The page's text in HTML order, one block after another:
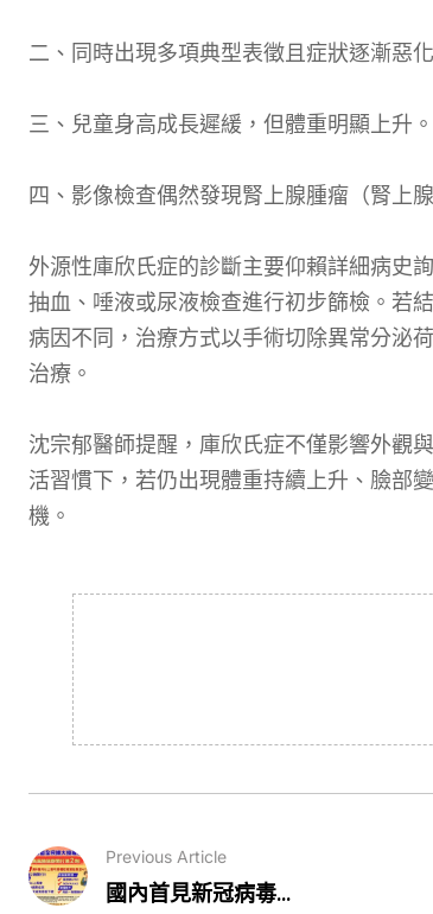
二、同時出現多項典型表徵且症狀逐漸惡
三、兒童身高成長遲緩，但體重明顯上升。
四、影像檢查偶然發現腎上腺腫瘤（腎上
外源性庫欣氏症的診斷主要仰賴詳細病史
抽血、唾液或尿液檢查進行初步篩檢。若
病因不同，治療方式以手術切除異常分泌
治療。
沈宗郁醫師提醒，庫欣氏症不僅影響外觀
活習慣下，若仍出現體重持續上升、臉部
機。
Previous Article
國內首見新冠病毒...